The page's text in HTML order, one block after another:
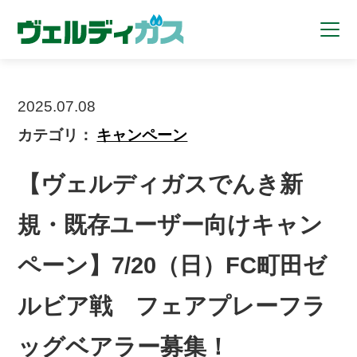
2025.07.08
カテゴリ： キャンペーン
【ヴェルディガスでんき新
規・既存ユーザー向けキャン
ペーン】7/20（日）FC町田ゼ
ルビア戦 フェアプレーフラ
ッグベアラー募集！